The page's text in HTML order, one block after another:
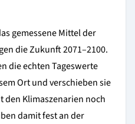
gemessene Mittel der
die Zukunft 2071–2100.
die echten Tageswerte
Ort und verschieben sie
den Klimaszenarien noch
damit fest an der